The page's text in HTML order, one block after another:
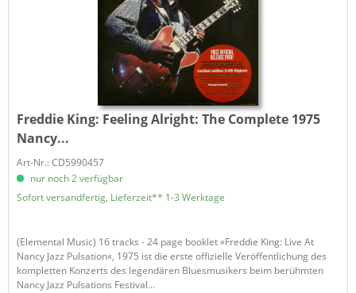
Freddie King: Feeling Alright: The Complete 1975
Nancy...
Art-Nr.: CD5990457
nur noch 2 verfügbar
Sofort versandfertig, Lieferzeit** 1-3 Werktage
(Elemental Music) 16 tracks - 24 page booklet »Freddie King: Live At
Nancy Jazz Pulsation«, 1975 ist die erste offizielle Veröffentlichung des
kompletten Konzerts des legendären Bluesmusikers beim berühmten
Nancy Jazz Pulsations Festival...